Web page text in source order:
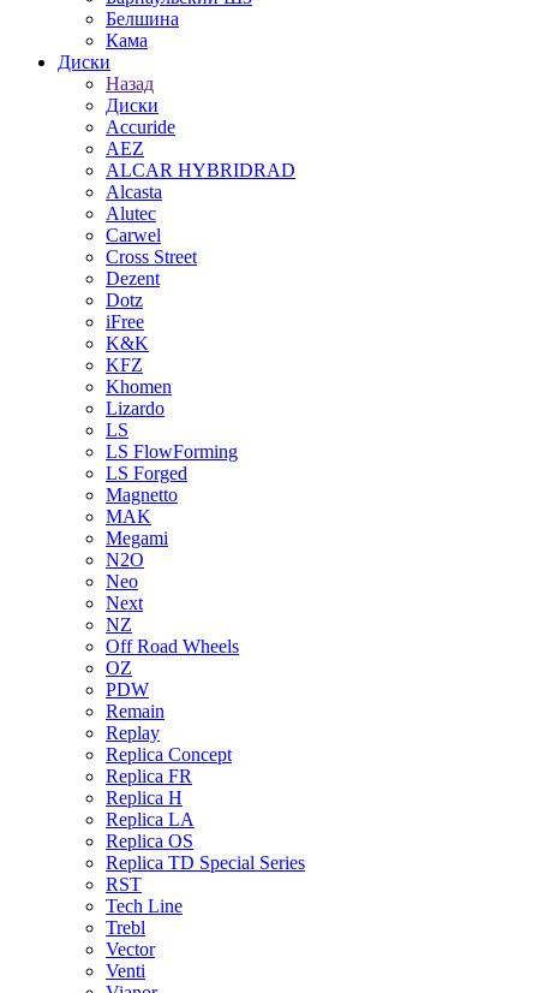
Белшина
Кама
Диски
Назад
Диски
Accuride
AEZ
ALCAR HYBRIDRAD
Alcasta
Alutec
Carwel
Cross Street
Dezent
Dotz
iFree
K&K
KFZ
Khomen
Lizardo
LS
LS FlowForming
LS Forged
Magnetto
MAK
Megami
N2O
Neo
Next
NZ
Off Road Wheels
OZ
PDW
Remain
Replay
Replica Concept
Replica FR
Replica H
Replica LA
Replica OS
Replica TD Special Series
RST
Tech Line
Trebl
Vector
Venti